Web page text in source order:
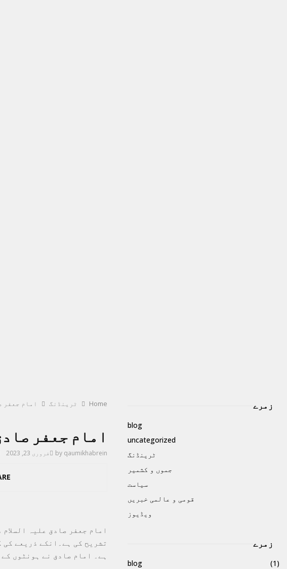
Home ٹرینڈنگ امام جعفر
امام جعفر
by qaumikhabrein فروری 23, 2023
امام جعفر صادق علیہ
تشریح کی ہے۔انکے ذریعے
ہے۔ امام صادق نے ہونٹوں
زمرے
blog
uncategorized
ٹرینڈنگ
جموں و کشمیر
سیاست
قومی و عالمی خبریں
ویڈیوز
زمرے
blog
(1)